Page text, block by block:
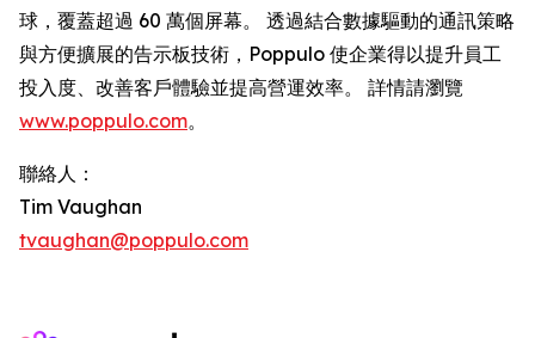
球，覆蓋超過 60 萬個屏幕。 透過結合數據驅動的通訊策略
與方便擴展的告示板技術，Poppulo 使企業得以提升員工
投入度、改善客戶體驗並提高營運效率。 詳情請瀏覽
www.poppulo.com。
聯絡人：
Tim Vaughan
tvaughan@poppulo.com